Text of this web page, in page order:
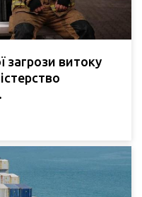
загрози витоку